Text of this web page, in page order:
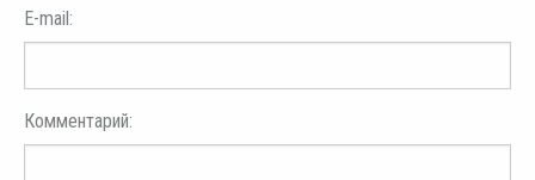
E-mail:
Комментарий: